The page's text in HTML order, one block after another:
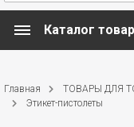
Каталог
Главная ТОВАРЫ ДЛЯ
Этикет-пистолеты